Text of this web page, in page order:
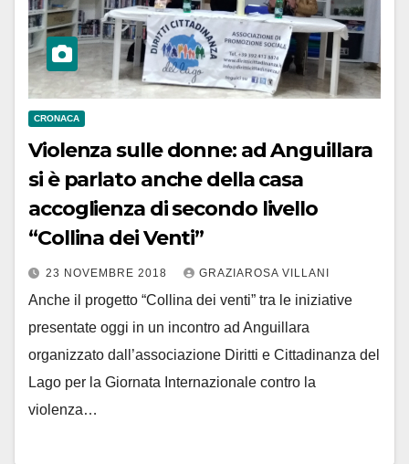
CRONACA
Violenza sulle donne: ad Anguillara
si è parlato anche della casa
accoglienza di secondo livello
“Collina dei Venti”
23 NOVEMBRE 2018 GRAZIAROSA VILLANI
Anche il progetto “Collina dei venti” tra le iniziative
presentate oggi in un incontro ad Anguillara
organizzato dall’associazione Diritti e Cittadinanza del
Lago per la Giornata Internazionale contro la
violenza…